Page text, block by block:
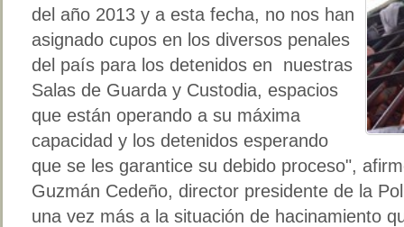
del año 2013 y a esta fecha, no nos han
asignado cupos en los diversos penales
del país para los detenidos en nuestras
Salas de Guarda y Custodia, espacios
que están operando a su máxima
capacidad y los detenidos esperando
que se les garantice su debido proceso",
Guzmán Cedeño, director presidente de la
una vez más a la situación de hacinamiento